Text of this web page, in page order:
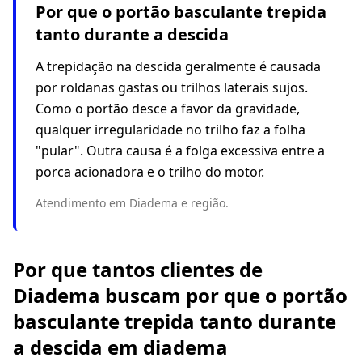
Por que o portão basculante trepida
tanto durante a descida
A trepidação na descida geralmente é causada
por roldanas gastas ou trilhos laterais sujos.
Como o portão desce a favor da gravidade,
qualquer irregularidade no trilho faz a folha
"pular". Outra causa é a folga excessiva entre a
porca acionadora e o trilho do motor.
Atendimento em Diadema e região.
Por que tantos clientes de
Diadema buscam por que o portão
basculante trepida tanto durante
a descida em diadema